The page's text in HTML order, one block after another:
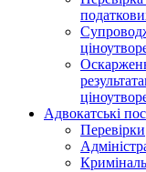
Адвокатські
Перевірки